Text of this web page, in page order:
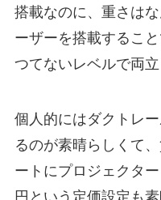
搭載なのに、重さは
ーザーを搭載するこ
つてないレベルで両立
個人的にはダクトレ
るのが素晴らしくて
ートにプロジェクタ
円という定価設定も